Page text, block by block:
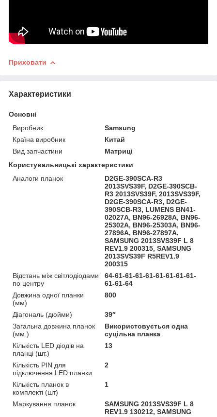
Приховати
Характеристики
Основні
Виробник
Samsung
Країна виробник
Китай
Вид запчастини
Матриці
Користувальницькі характеристики
Аналоги планок
D2GE-390SCA-R3
2013SVS39F, D2GE-390SCB-
R3 2013SVS39F, 2013SVS39F,
D2GE-390SCA-R3, D2GE-
390SCB-R3, LUMENS BN41-
02027A, BN96-26928A, BN96-
25302A, BN96-25303A, BN96-
27896A, BN96-27897A,
SAMSUNG 2013SVS39F L 8
REV1.9 200315, SAMSUNG
2013SVS39F R5REV1.9
200315
Відстань між світлодіодами
по центру
64-61-61-61-61-61-61-61-61-
61-61-64
Довжина одної планки
(мм)
800
Діагональ (дюйми)
39″
Загальна довжина планок
(мм.)
Використовується одна
суцільна планка
Кількість LED діодів на
планці (шт.)
13
Кількість PIN для
підключення LED планки
2
Кількість планок в
комплекті (шт)
1
Маркування планок
SAMSUNG 2013SVS39F L 8
REV1.9 130212, SAMSUNG